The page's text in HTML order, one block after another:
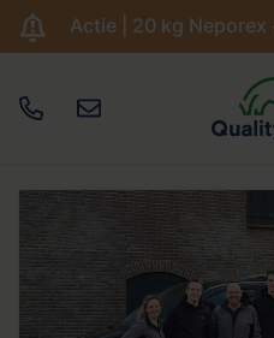
Actie | 20 kg Neporex + 1